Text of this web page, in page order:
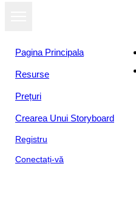
Pagina Principala
Resurse
Prețuri
Crearea Unui Storyboard
Registru
Conectați-vă